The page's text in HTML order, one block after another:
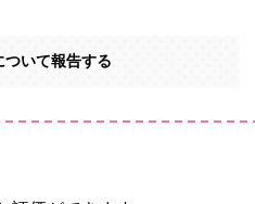
ついて報告する